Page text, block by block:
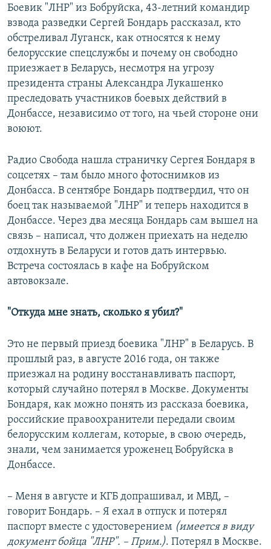
Боевик "ЛНР" из Бобруйска, 43-летний командир
взвода разведки Сергей Бондарь рассказал, кто
обстреливал Луганск, как относятся к нему
белорусские спецслужбы и почему он свободно
приезжает в Беларусь, несмотря на угрозу
президента страны Александра Лукашенко
преследовать участников боевых действий в
Донбассе, независимо от того, на чьей стороне они
воюют.
Радио Свобода нашла страничку Сергея Бондаря в
соцсетях – там было много фотоснимков из
Донбасса. В сентябре Бондарь подтвердил, что он
боец так называемой "ЛНР" и теперь находится в
Донбассе. Через два месяца Бондарь сам вышел на
связь – написал, что должен приехать на неделю
отдохнуть в Беларуси и готов дать интервью.
Встреча состоялась в кафе на Бобруйском
автовокзале.
"Откуда мне знать, сколько я убил?"
Это не первый приезд боевика "ЛНР" в Беларусь. В
прошлый раз, в августе 2016 года, он также
приезжал на родину восстанавливать паспорт,
который случайно потерял в Москве. Документы
Бондаря, как можно понять из рассказа боевика,
российские правоохранители передали своим
белорусским коллегам, которые, в свою очередь,
знали, чем занимается уроженец Бобруйска в
Донбассе.
– Меня в августе и КГБ допрашивал, и МВД, –
говорит Бондарь. – Я ехал в отпуск и потерял
паспорт вместе с удостоверением (имеется в виду
документ бойца "ЛНР". – Прим.). Потерял в Москве.